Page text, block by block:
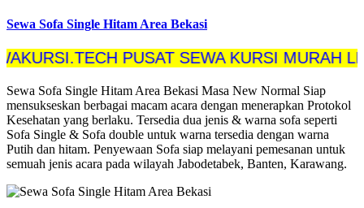
Sewa Sofa Single Hitam Area Bekasi
PUSAT SEWA KURSI MURAH
Sewa Sofa Single Hitam Area Bekasi Masa New Normal Siap
mensukseskan berbagai macam acara dengan menerapkan Protokol
Kesehatan yang berlaku. Tersedia dua jenis & warna sofa seperti
Sofa Single & Sofa double untuk warna tersedia dengan warna
Putih dan hitam. Penyewaan Sofa siap melayani pemesanan untuk
semuah jenis acara pada wilayah Jabodetabek, Banten, Karawang.